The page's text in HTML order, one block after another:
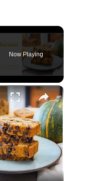
Now Playing
×